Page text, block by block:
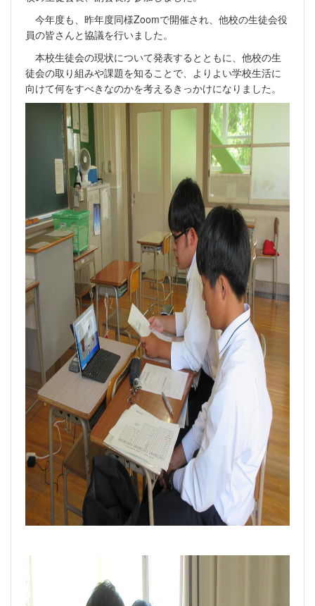
今年度も、昨年度同様Zoomで開催され、他校の生徒会役
員の皆さんと協議を行いました。
本校生徒会の現状について発表するとともに、他校の生
徒会の取り組みや課題を知ることで、よりよい学校生活に
向けて何をすべきなのかを考えるきっかけになりました。